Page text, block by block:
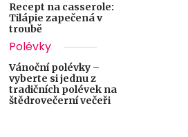
Recept na casserole:
Tilápie zapečená v
troubě
Polévky
Vánoční polévky –
vyberte si jednu z
tradičních polévek na
štědrovečerní večeři